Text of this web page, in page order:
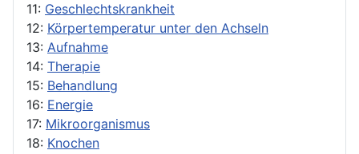
11: Geschlechtskrankheit
12: Körpertemperatur unter den Achseln
13: Aufnahme
14: Therapie
15: Behandlung
16: Energie
17: Mikroorganismus
18: Knochen